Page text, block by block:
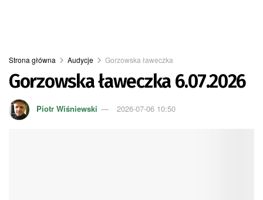
Strona główna Audycje Gorzowska ławeczka
Gorzowska ławeczka 6.07.2026
Piotr Wiśniewski 2026-07-06 10:50